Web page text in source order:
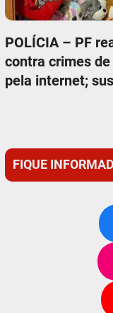
POLÍCIA – PF
contra crimes
pela internet;
FIQUE